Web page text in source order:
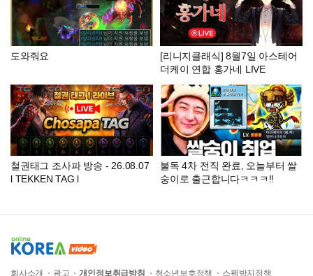
도와줘요
[리니지클래식] 8월7일 아스테어
더케이 연합 홍가네 LIVE
철권태그 조사파 방송 - 26.08.07
l TEKKEN TAG l
불독 4차 전직 완료, 오늘부터 쌀
숭이로 출근합니다ㅋㅋㅋ!!
회사소개 광고 개인정보취급방침 청소년보호정책 스팸방지정책